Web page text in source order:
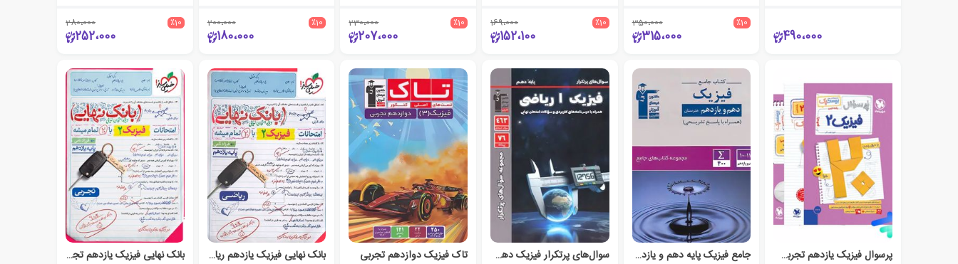
490،000
٪10 350،000
315،000
٪10 169،000
152،100
٪10 230،000
207،000
٪10 200،000
180،000
٪10 280،000
252،000
پرسوال فیزیک یازدهم تجربی (بیست پک) جامع فیزیک پایه دهم و یازدهم هنرستان سوال‌های پرتکرار فیزیک دهم ریاضی تاک فیزیک دوازدهم تجربی بانک نهایی فیزیک یازدهم ریاضی بانک نهایی فیزیک یازدهم تجربی